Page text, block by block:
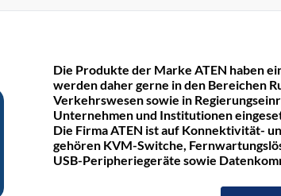
Die Produkte der Marke ATEN haben
werden daher gerne in den Bereichen
Verkehrswesen sowie in
Unternehmen und Institutionen
Die Firma ATEN ist auf Konnektivität-
gehören KVM-Switche,
USB-Peripheriegeräte sowie